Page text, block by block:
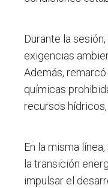
Durante la
exigencias
Además,
químicas
recursos
En la misma
la transición
impulsar el